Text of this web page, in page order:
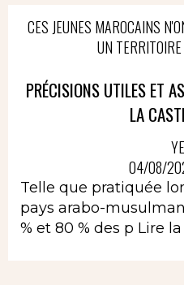
CES JEUNES MAROCAINS
UN
PRÉCISIONS UTILES ET
LA
04/08/
Telle que pratiquée
pays arabo-
% et 80 % des p Lire